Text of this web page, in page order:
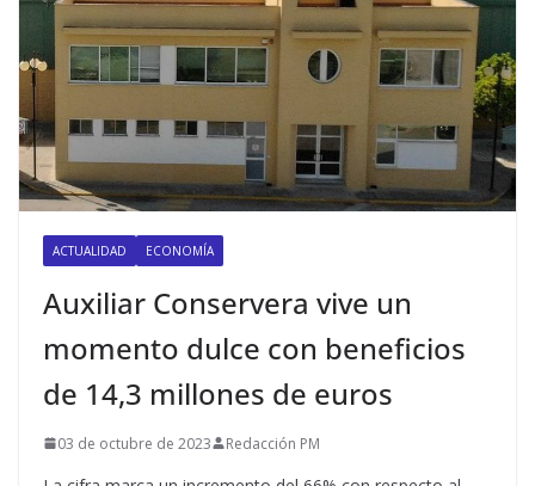
ACTUALIDAD ECONOMÍA
Auxiliar Conservera vive un
momento dulce con beneficios
de 14,3 millones de euros
03 de octubre de 2023 Redacción PM